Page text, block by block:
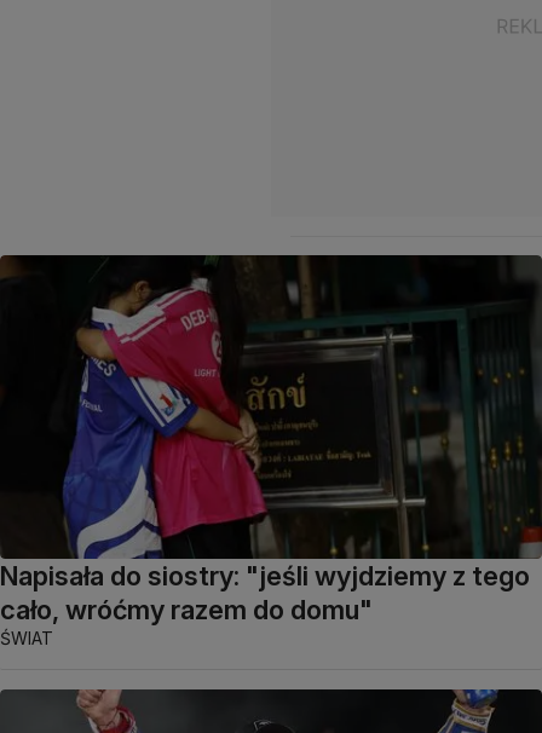
Napisała do siostry: "jeśli wyjdziemy z tego
cało, wróćmy razem do domu"
ŚWIAT